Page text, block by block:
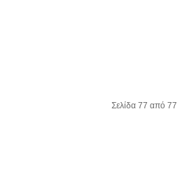
Σελίδα 77 από 77